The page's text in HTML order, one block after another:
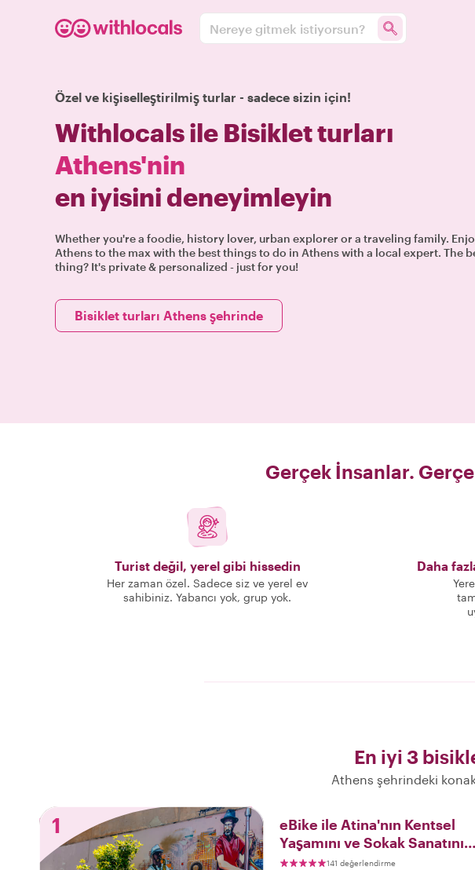
Nereye gitmek istiyorsun?
Özel ve kişiselleştirilmiş turlar - sadece sizin için!
Withlocals ile Bisiklet turları
Athens'nin
en iyisini deneyimleyin
Whether you're a foodie, history lover, urban explorer or a traveling family.
Athens to the max with the best things to do in Athens with a local expert. The
thing? It's private & personalized - just for you!
Bisiklet turları Athens şehrinde
Gerçek İnsanlar.
Turist değil, yerel gibi hissedin
Her zaman özel. Sadece siz ve yerel ev
sahibiniz. Yabancı yok, grup yok.
Daha
En iyi 3
Athens şehrindeki
1
eBike ile Atina'nın Kentsel
Yaşamını ve Sokak Sanatını
Keşfedin141 değerlendirme